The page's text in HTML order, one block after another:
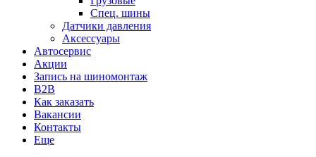
Спец. шины
Датчики давления
Аксессуары
Автосервис
Акции
Запись на шиномонтаж
B2B
Как заказать
Вакансии
Контакты
Еще